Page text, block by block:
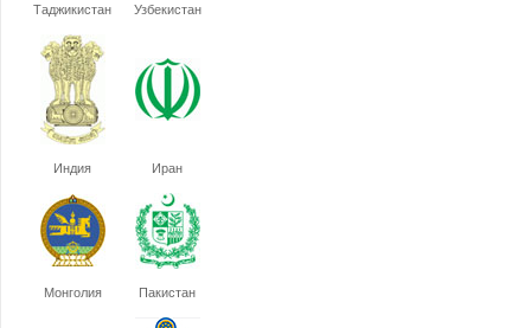
Таджикистан Узбекистан
Индия Иран
Монголия Пакистан